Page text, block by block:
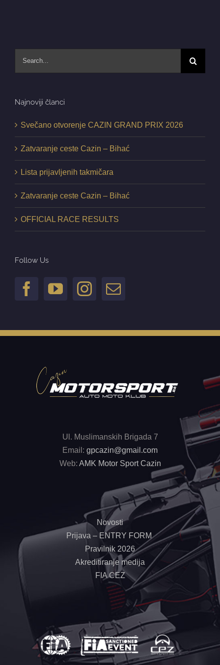
Najnoviji članci
Svečano otvorenje CAZIN GRAND PRIX 2026
Zatvaranje ceste Cazin – Bihać
Lista prijavljenih takmičara
Zatvaranje ceste Cazin – Bihać
OFFICIAL RACE RESULTS
Follow Us
Ul. Muslimanskih Brigada 7
Email: gpcazin@gmail.com
Web: AMK Motor Sport Cazin
Novosti
Prijava – ENTRY FORM
Pravilnik 2026
Akreditiranje medija
FIA CEZ